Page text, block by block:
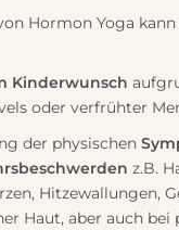
Hormon Yoga
Kinderwunsch
oder verfrühter
der physischen
z.B.
Hitzewallungen,
Haut, aber auch bei